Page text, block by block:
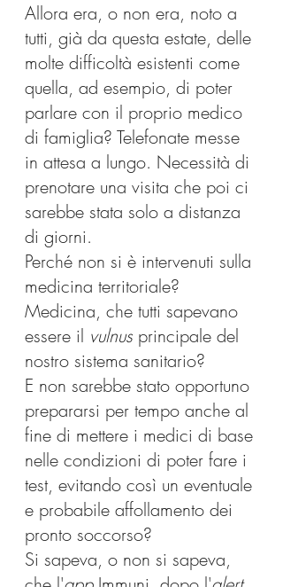
Allora era, o non era, noto a
tutti, già da questa estate, delle
molte difficoltà esistenti come
quella, ad esempio, di poter
parlare con il proprio medico
di famiglia? Telefonate messe
in attesa a lungo. Necessità di
prenotare una visita che poi ci
sarebbe stata solo a distanza
di giorni.
Perché non si è intervenuti sulla
medicina territoriale?
Medicina, che tutti sapevano
essere il vulnus principale del
nostro sistema sanitario?
E non sarebbe stato opportuno
prepararsi per tempo anche al
fine di mettere i medici di base
nelle condizioni di poter fare i
test, evitando così un eventuale
e probabile affollamento dei
pronto soccorso?
Si sapeva, o non si sapeva,